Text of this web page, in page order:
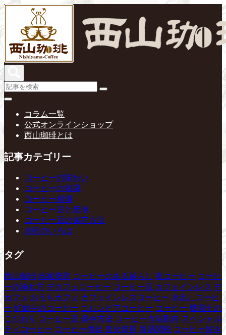
コラム一覧
公式オンラインショップ
西山珈琲とは
記事カテゴリー
コーヒーの味わい
コーヒーの知識
コーヒー相場
コーヒー豆と産地
コーヒー豆の保存方法
焙煎のいろは
タグ
西山珈琲 自家焙煎 コーヒーのある暮らし 夜コーヒー コーヒ
ーの淹れ方 デカフェコーヒー コーヒー豆 カフェインレス デ
カフェ おうちカフェ カフェインレスコーヒー 水出しコーヒ
ー 妊娠中のコーヒー コロンビアコーヒー コーヒー 焙煎士の
こだわり コーヒー豆 保存方法 コーヒー市場動向 スペシャル
ティコーヒー コーヒー供給 直火焙煎 貿易関税 コーヒー好き